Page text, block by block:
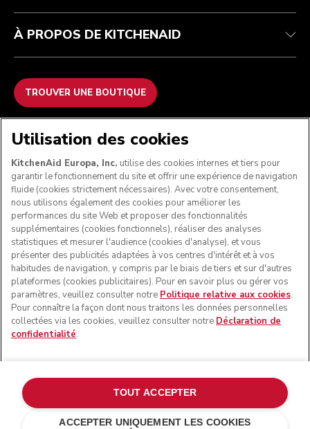
À PROPOS DE KITCHENAID
TROUVER UNE BOUTIQUE
NOUS ACCEPTONS
SUIVEZ-NOUS
forme du robot pâtissier multifonction sont des marques
commerciales aux États-Unis et ailleurs.
Gérer mes cookies Politique de confidentialité
Utilisation des cookies
KitchenAid Europa, Inc. utilise des cookies internes et tiers pour
garantir le fonctionnement du site et offrir une expérience de navigation
fluide (cookies strictement nécessaires). Avec votre consentement,
nous utilisons également des cookies pour améliorer les
performances du site Web et proposer des fonctionnalités
supplémentaires (cookies fonctionnels), réaliser des analyses
statistiques et mesurer l'audience (cookies d'analyse), et vous
présenter des publicités adaptées à vos centres d'intérêt et à vos
habitudes de navigation, y compris par le biais de tiers et sur d'autres
plateformes (cookies publicitaires). Pour en savoir plus ou gérer vos
paramètres, veuillez consulter notre Politique relative aux cookies.
Pour connaître la façon dont nous traitons les données personnelles
collectées via les cookies, veuillez consulter notre Déclaration de
confidentialité.
ACCEPTER UNIQUEMENT LES COOKIES
TOUT ACCEPTER